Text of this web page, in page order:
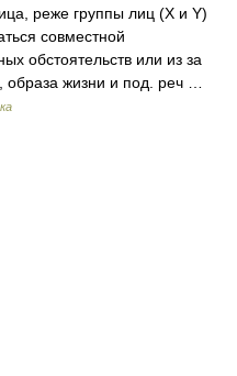
реже группы лиц (X и Y)
совместной
обстоятельств или из за
образа жизни и под. реч …